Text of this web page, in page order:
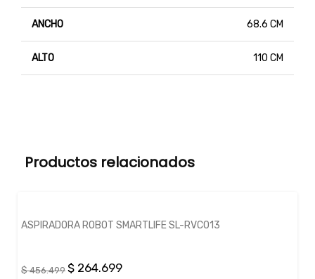
ANCHO 68.6 CM
ALTO 110 CM
Productos relacionados
LAVARROPAS CARGA FRONTAL 0 MIDEA
$ 798.999